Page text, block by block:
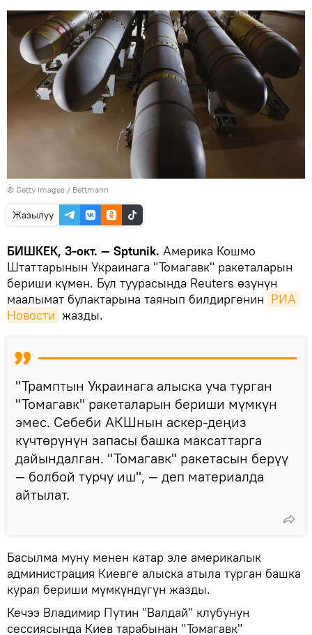
© Getty Images / Bettmann
Жазылуу
БИШКЕК, 3-окт. — Sptunik. Америка Кошмо
Штаттарынын Украинага "Томагавк" ракеталарын
бериши күмөн. Бул туурасында Reuters өзүнүн
маалымат булактарына таянып билдиргенин РИА
Новости жазды.
"Трамптын Украинага алыска уча турган
"Томагавк" ракеталарын бериши мүмкүн
эмес. Себеби АКШнын аскер-деңиз
күчтөрүнүн запасы башка максаттарга
дайындалган. "Томагавк" ракетасын берүү
— болбой турчу иш", — деп материалда
айтылат.
Басылма муну менен катар эле америкалык
администрация Киевге алыска атыла турган башка
курал бериши мүмкүндүгүн жазды.
Кечээ Владимир Путин "Валдай" клубунун
сессиясында Киев тарабынан "Томагавк"